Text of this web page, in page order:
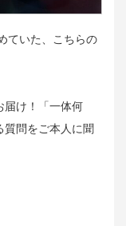
ていた、こちらの
届け！「一体何
質問をご本人に聞